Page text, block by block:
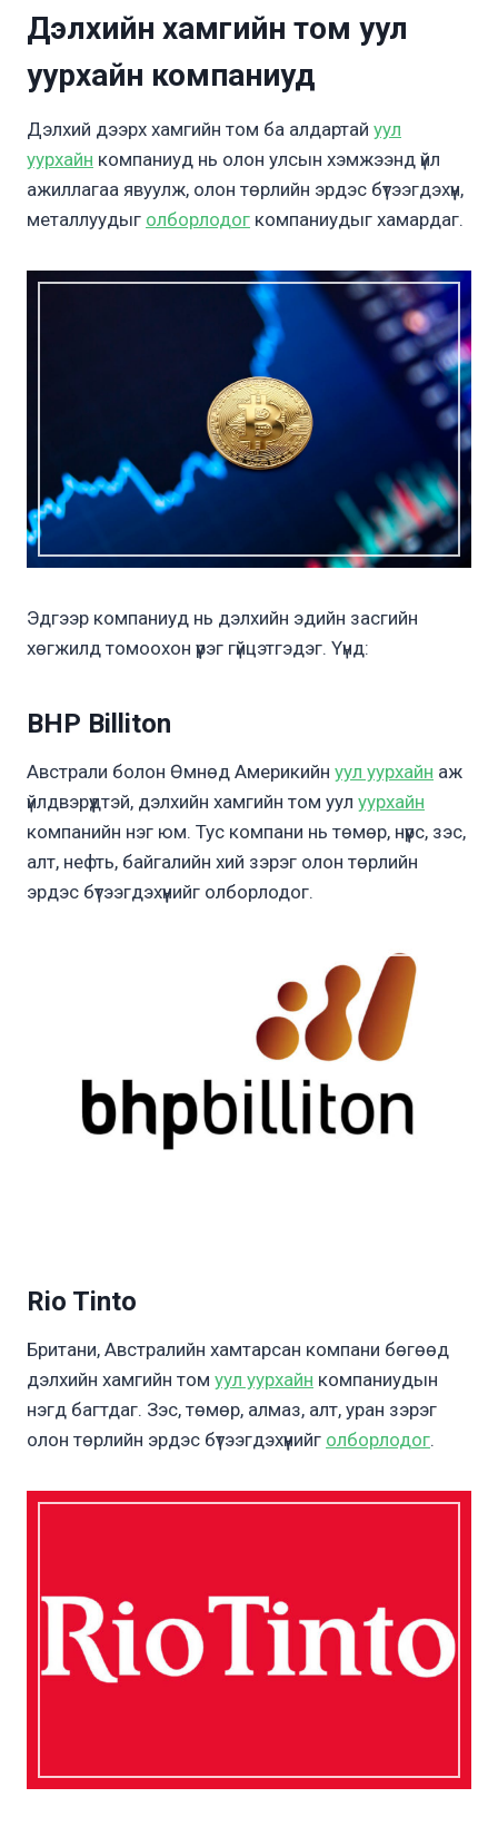
Дэлхийн хамгийн том уул
уурхайн компаниуд
Дэлхий дээрх хамгийн том ба алдартай уул
уурхайн компаниуд нь олон улсын хэмжээнд үйл
ажиллагаа явуулж, олон төрлийн эрдэс бүтээгдэхүүн,
металлуудыг олборлодог компаниудыг хамардаг.
Эдгээр компаниуд нь дэлхийн эдийн засгийн
хөгжилд томоохон үүрэг гүйцэтгэдэг. Үүнд:
BHP Billiton
Австрали болон Өмнөд Америкийн уул уурхайн аж
үйлдвэрүүдтэй, дэлхийн хамгийн том уул уурхайн
компанийн нэг юм. Тус компани нь төмөр, нүүрс, зэс,
алт, нефть, байгалийн хий зэрэг олон төрлийн
эрдэс бүтээгдэхүүнийг олборлодог.
Rio Tinto
Британи, Австралийн хамтарсан компани бөгөөд
дэлхийн хамгийн том уул уурхайн компаниудын
нэгд багтдаг. Зэс, төмөр, алмаз, алт, уран зэрэг
олон төрлийн эрдэс бүтээгдэхүүнийг олборлодог.